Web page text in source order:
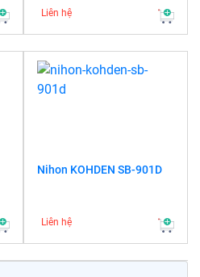
Liên hệ
Nihon KOHDEN SB-901D
Liên hệ